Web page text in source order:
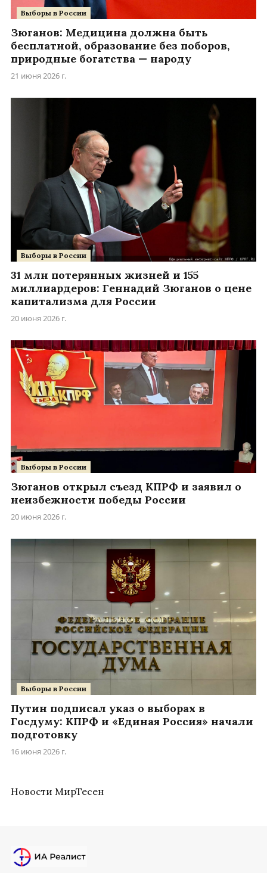
Выборы в России
Зюганов: Медицина должна быть
бесплатной, образование без поборов,
природные богатства — народу
21 июня 2026 г.
Выборы в России
31 млн потерянных жизней и 155
миллиардеров: Геннадий Зюганов о цене
капитализма для России
20 июня 2026 г.
Выборы в России
Зюганов открыл съезд КПРФ и заявил о
неизбежности победы России
20 июня 2026 г.
Выборы в России
Путин подписал указ о выборах в
Госдуму: КПРФ и «Единая Россия» начали
подготовку
16 июня 2026 г.
Новости МирТесен